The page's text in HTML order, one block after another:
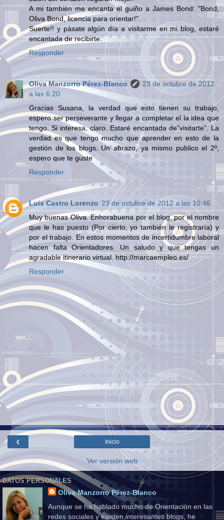
A mi también me encanta el guiño a James Bond: "Bond,
Oliva Bond, licencia para orientar!".
Suerte!! y pásate algún día a visitarme en mi blog, estaré
encantada de recibirte.
Responder
Oliva Manzorro Pérez-Blanco
23 de octubre de 2012
a las 6:20
Gracias Susana, la verdad que esto tienen su trabajo,
espero ser perseverante y llegar a completar el la idea que
tengo. Si interesa, claro. Estaré encantada de"visitarte". La
verdad es que tengo mucho que aprender en esto de la
gestión de los blogs. Un abrazo, ya mismo publico el 2º,
espero que te guste
Responder
Luis Castro Lorenzo 23 de octubre de 2012 a las 10:46
Muy buenas Oliva. Enhorabuena por el blog, por el nombre
que le has puesto (Por cierto, yo también le registraría) y
por el trabajo. En estos momentos de incertidumbre laboral
hacen falta Orientadores. Un saludo y que tengas un
agradable itinerario virtual. http://marcaempleo.es/
Responder
‹ Inicio
Ver versión web
DATOS PERSONALES
Oliva Manzorro Pérez-Blanco
Aunque se ha hablado mucho de Orientación en las
redes sociales y existen interesantes blogs, he